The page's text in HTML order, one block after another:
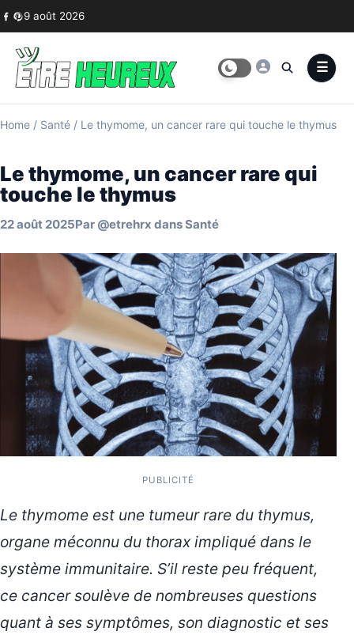
Skip to content
9 août 2026
Home / Santé / Le thymome, un cancer rare qui touche le thymus
Le thymome, un cancer rare qui
touche le thymus
22 août 2025Par @etrehrx dansSanté
PUBLICITÉ
Le thymome est une tumeur rare du thymus,
organe méconnu du thorax impliqué dans le
système immunitaire. S’il reste peu fréquent,
ce cancer soulève de nombreuses questions
quant à ses symptômes, son diagnostic et ses